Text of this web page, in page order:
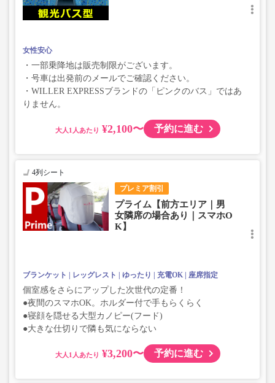
女性安心
・一部乗降地は販売制限がございます。
・号車は出発前のメールでご確認ください。
・WILLER EXPRESSブランドの「ピンクのバス」ではあ
りません。
大人 ¥2,100〜 予約に進む
プレミア割引
4列シート
プライム【前方エリア｜男
女隣席の場合あり｜スマホO
K】
ブランケット レッグレスト ゆったり 充電OK 座席指定
個室感をさらにアップした次世代の定番！
●夜間のスマホOK。ホルダー付で手もらくらく
●寝顔を隠せる大型カノピー(フード)
●大きな仕切りで隣も気にならない
大人 ¥3,200〜 予約に進む